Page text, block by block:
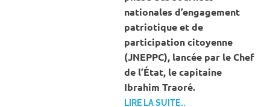
nationales d’engagement
patriotique et de
participation citoyenne
(JNEPPC), lancée par le Chef
de l’État, le capitaine
Ibrahim Traoré.
LIRE LA SUITE…